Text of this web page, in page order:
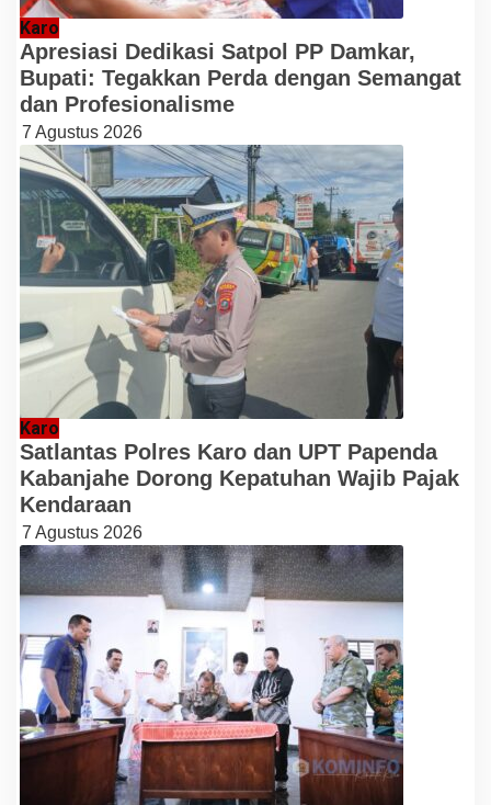
Karo
Apresiasi Dedikasi Satpol PP Damkar,
Bupati: Tegakkan Perda dengan Semangat
dan Profesionalisme
7 Agustus 2026
Karo
Satlantas Polres Karo dan UPT Papenda
Kabanjahe Dorong Kepatuhan Wajib Pajak
Kendaraan
7 Agustus 2026